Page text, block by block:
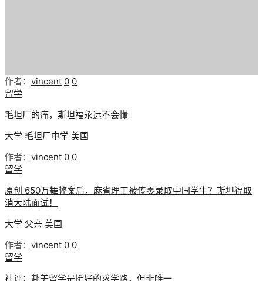
作者： vincent 0 0
留学
毛坦厂的痛，斯坦福永远不会懂
大学 毛坦厂中学 美国
作者： vincent 0 0
留学
原创 650万舞弊案后，麻省理工被传零录取中国学生？斯坦福取
消大陆面试！
大学 父亲 美国
作者： vincent 0 0
留学
社评：赴美留学是挺好的求学路，但非唯一